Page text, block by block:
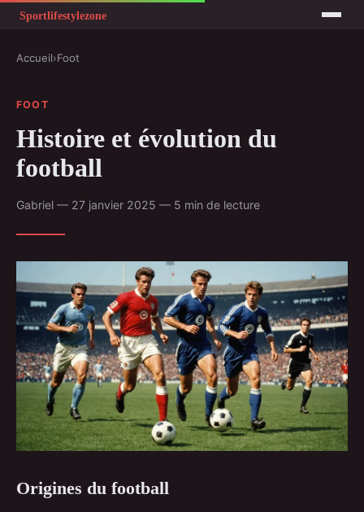
Accueil›Foot
FOOT
Histoire et évolution du
football
Gabriel — 27 janvier 2025 — 5 min de lecture
Origines du football